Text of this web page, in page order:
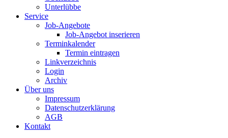
Unterlübbe
Service
Job-Angebote
Job-Angebot inserieren
Terminkalender
Termin eintragen
Linkverzeichnis
Login
Archiv
Über uns
Impressum
Datenschutzerklärung
AGB
Kontakt